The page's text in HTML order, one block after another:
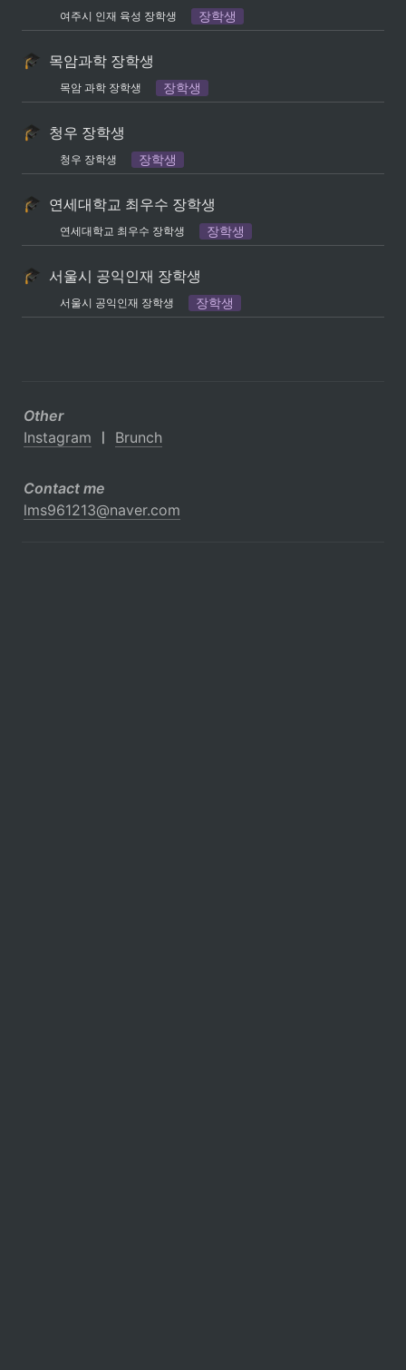
여주시 인재 육성 장학생 장학생
목암과학 장학생
목암 과학 장학생 장학생
청우 장학생
청우 장학생 장학생
연세대학교 최우수 장학생
연세대학교 최우수 장학생 장학생
서울시 공익인재 장학생
서울시 공익인재 장학생 장학생
Other
Instagram ㅣ Brunch
Contact me
lms961213@naver.com